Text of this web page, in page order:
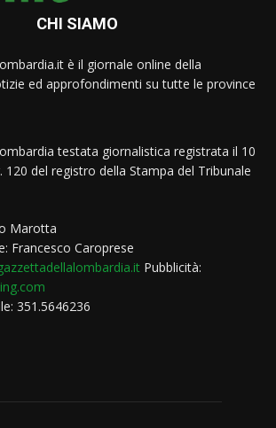
CHI SIAMO
è il giornale online della
ed approfondimenti su tutte le province
testata giornalistica registrata il 10
del registro della Stampa del Tribunale
Marotta
Francesco Caroprese
Pubblicità:
351.5646236